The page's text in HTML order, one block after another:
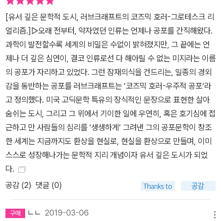
재들과 미지의 것들이 대체 무엇을 원하고 왜 인간을 파멸로 몰아가
는지 독자들은 알 수 없다. 고딕문학의 전통에 과학과 신화학을 결합
시킨 러브크래프트의 공포문학은 미증유의 공포를 창조해 현재까지
도 수많은 독자들을 전율하게 만들고 있다. 공포는 미지의 것으로부
터 온다. 인간 게놈 지도가 분석되고 태양계 저 너머까지 탐사선을 쏘
아 보내는 등 과거에 미지의 것에 속했던 영역들이 속속 인간 지식의
체계로 수렴되고 있다. 신화와 종교에 의존했던 인간의 기원과 우주
의 모습에 관해 과학은 상당할 정도로 그 답을 제시해 놓고 있다. 하지
만 그러한 지식의 발전으로도 파악할 수 없는 신화와 종교의 영역, 파
멸에 대한 두려움 등은 인간 무의식 깊숙한 곳에 잠재되어 있다. 러브
크래프트의 공포문학은 해소할 길 없는 인간의 원초적인 두려움을 환
기하게 만드는 강력한 촉매이다. 이 책에 실린 13편의 단편들은 영원
히 보존할 가치가 있는 미국 문학의 정전들을 꾸준히 펴내고 있는 '라
이브러리 오브 아메리카‘에서 펴낸 러브크래프트의 『이야기들Tale
s』에 수록된 22편의 엄선된 단편 중에서 단편소설의 특성을 잘 살린
작품들을 뽑은 것이다. 방대한 러브크래프트의 작품들 가운데서 가장
[유서 깊은 문학적 도시, 러브크래프트의 코즈믹 호러-그로테스크 리
얼리즘.]▷오래 전부터, 약자였던 인류는 언제나 공포를 간직해왔다.
과학이 발전할수록 세계의 비밀은 수없이 밝혀졌지만, 그 끝에는 언
제나 더 깊은 심연이, 결코 인류로선 다 해아릴 수 없는 미지라는 이름
의 공포가 자리하고 있었다. 그런 잠재의식을 건드리는, 일종의 경외
감을 동반하는 공포를 러브크래프트는 ‘코즈믹 호러-우주적 공포‘라
고 정의했다. 미국 고딕문학 특유의 장식적인 문장으로 표현한 살아
숨쉬는 도시, 그리고 그 위에서 기이한 일에 우연히, 혹은 호기심에 접
근하고 만 사람들의 심리를 ‘생생하게‘ 그려낸 그의 공포문학이 창조
한 세계는 지금까지도 환상을 현실로, 현실을 환상으로 만들며, 이미
스스로 성장해나가는 문학적 지리 개념이자 유서 깊은 도시가 되었
다.
공감 (2) 댓글 (0)
ㄴㄴ 2019-03-06